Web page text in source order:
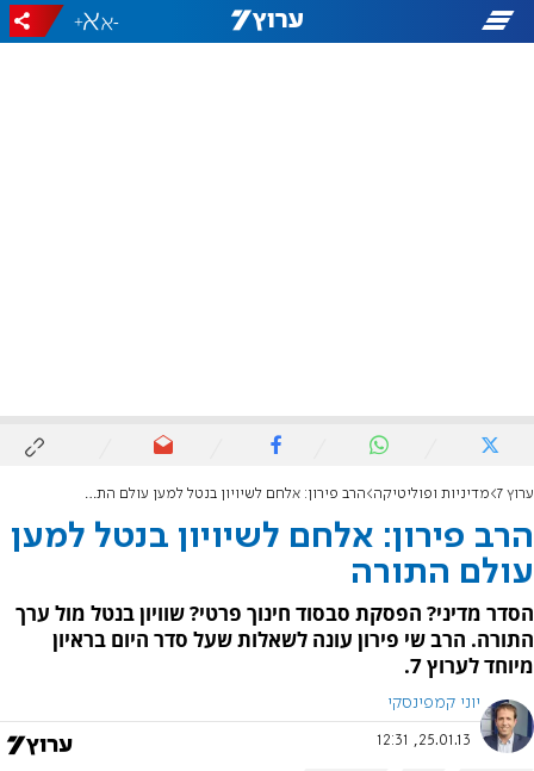
-
+
ערוץ 7 מדיניות ופוליטיקה הרב פירון: אלחם לשיויון בנטל למען עולם התורה
הרב פירון: אלחם לשיויון בנטל למען
עולם התורה
הסדר מדיני? הפסקת סבסוד חינוך פרטי? שוויון בנטל מול ערך
התורה. הרב שי פירון עונה לשאלות שעל סדר היום בראיון
מיוחד לערוץ 7.
יוני קמפינסקי
25.01.13, 12:31